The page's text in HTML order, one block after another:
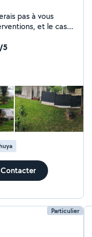
pas à vous
et le cas
jardin, -
de
demander si une de
peuvent se
5
Contacter
Particulier